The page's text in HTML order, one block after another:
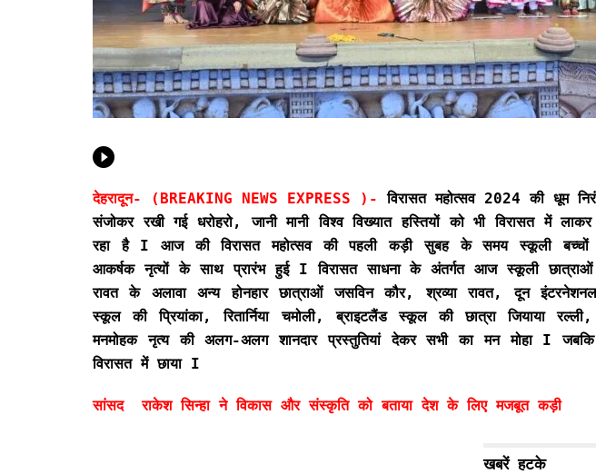
देहरादून- (BREAKING NEWS EXPRESS )- विरासत महोत्सव 2024 की धूम
संजोकर रखी गई धरोहरो, जानी मानी विश्व विख्यात हस्तियों को भी विरासत में
रहा है I आज की विरासत महोत्सव की पहली कड़ी सुबह के समय स्कूली बच्चों
आकर्षक नृत्यों के साथ प्रारंभ हुई I विरासत साधना के अंतर्गत आज स्कूली
रावत के अलावा अन्य होनहार छात्राओं जसविन कौर, श्रव्या रावत, दून
स्कूल की प्रियांका, रितार्निया चमोली, ब्राइटलैंड स्कूल की छात्रा जियाया
मनमोहक नृत्य की अलग-अलग शानदार प्रस्तुतियां देकर सभी का मन मोहा I जबकि
विरासत में छाया I
सांसद राकेश सिन्हा ने विकास और संस्कृति को बताया देश के लिए मजबूत कड़ी
खबरें हटके